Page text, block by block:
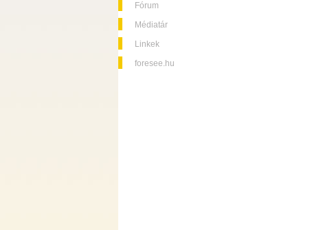
Fórum
Médiatár
Linkek
foresee.hu